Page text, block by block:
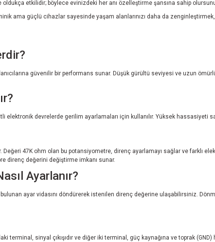
etkilidir; böylece evinizdeki her anı özelleştirme şansına sahip
ama güçlü cihazlar sayesinde yaşam alanlarınızı daha da
güvenilir bir performans sunar. Düşük gürültü seviyesi ve uzun
elektronik devrelerde gerilim ayarlamaları için kullanılır. Yüksek hassasiyeti
47K ohm olan bu potansiyometre, direnç ayarlamayı sağlar ve farklı
direnç değerini değiştirme imkanı sunar.
Ayarlanır?
ayar vidasını döndürerek istenilen direnç değerine ulaşabilirsiniz.
sinyal çıkışıdır ve diğer iki terminal, güç kaynağına ve toprak